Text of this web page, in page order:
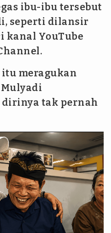
ibu-ibu tersebut
seperti dilansir
kanal YouTube
meragukan
dirinya tak pernah